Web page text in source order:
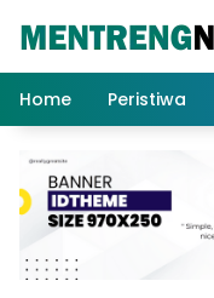
Home
Peristiwa